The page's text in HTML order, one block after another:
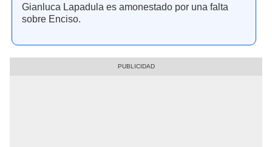
Gianluca Lapadula es amonestado por una falta
sobre Enciso.